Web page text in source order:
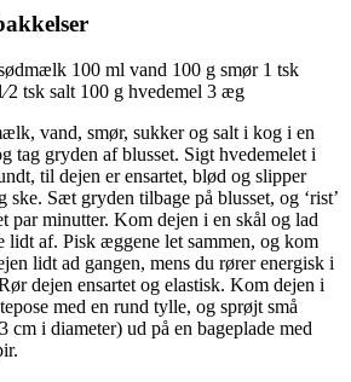
100 ml vand 100 g smør 1 tsk
tsk salt 100 g hvedemel 3 æg
vand, smør, sukker og salt i kog i en
tag gryden af blusset. Sigt hvedemelet i
til dejen er ensartet, blød og slipper
ske. Sæt gryden tilbage på blusset, og ‘rist’
par minutter. Kom dejen i en skål og lad
lidt af. Pisk æggene let sammen, og kom
lidt ad gangen, mens du rører energisk i
dejen ensartet og elastisk. Kom dejen i
med en rund tylle, og sprøjt små
cm i diameter) ud på en bageplade med